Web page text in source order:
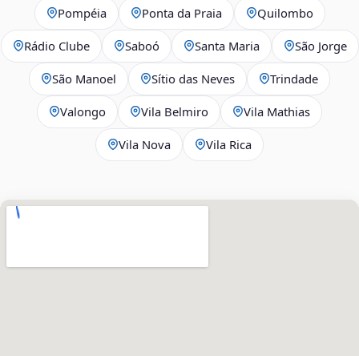
Pompéia Ponta da Praia Quilombo
Rádio Clube Saboó Santa Maria São Jorge
São Manoel Sítio das Neves Trindade
Valongo Vila Belmiro Vila Mathias
Vila Nova Vila Rica